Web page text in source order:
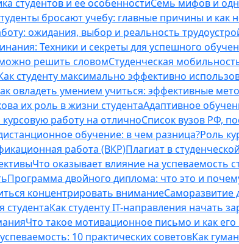
студентов и ее особенностиСемь мифов и
бросают учебу: главные причины и как
ожидания, выбор и реальность
Техники и секреты для успешного
можно решить словомСтуденческая
студенту максимально эффективно
овладеть умением учиться: эффективные
их роль в жизни студентаАдаптивное
курсовую работу на отличноСписок вузов РФ,
обучение: в чем разница?Роль
работа (ВКР)Плагиат в
Что оказывает влияние на успеваемость
Программа двойного диплома: что это и
концентрировать вниманиеСаморазвитие
студентаКак студенту IT-направления начать
Что такое мотивационное письмо и как
10 практических советовКак